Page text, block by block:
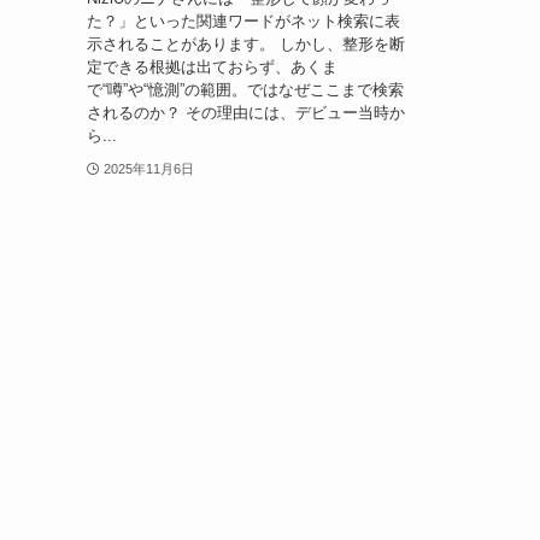
た？」といった関連ワードがネット検索に表
示されることがあります。 しかし、整形を断
定できる根拠は出ておらず、あくま
で“噂”や“憶測”の範囲。ではなぜここまで検索
されるのか？ その理由には、デビュー当時か
ら...
2025年11月6日